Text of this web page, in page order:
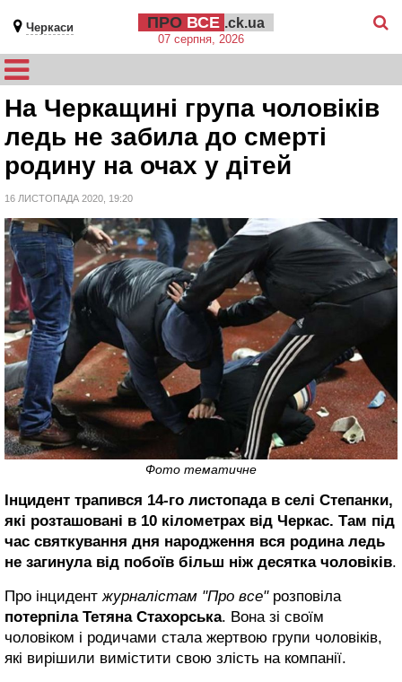
Черкаси ПРО ВСЕ .ck.ua
07 серпня, 2026
На Черкащині група чоловіків
ледь не забила до смерті
родину на очах у дітей
16 ЛИСТОПАДА 2020, 19:20
Фото тематичне
Інцидент трапився 14-го листопада в селі Степанки,
які розташовані в 10 кілометрах від Черкас. Там під
час святкування дня народження вся родина ледь
не загинула від побоїв більш ніж десятка чоловіків.
Про інцидент журналістам "Про все"розповіла
потерпіла Тетяна Стахорська. Вона зі своїм
чоловіком і родичами стала жертвою групи чоловіків,
які вирішили вимістити свою злість на компанії.